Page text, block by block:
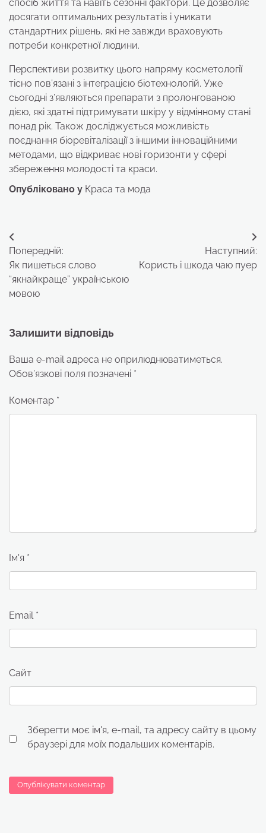
спосіб життя та навіть сезонні фактори. Це дозволяє
досягати оптимальних результатів і уникати
стандартних рішень, які не завжди враховують
потреби конкретної людини.
Перспективи розвитку цього напряму косметології
тісно пов’язані з інтеграцією біотехнологій. Уже
сьогодні з’являються препарати з пролонгованою
дією, які здатні підтримувати шкіру у відмінному стані
понад рік. Також досліджується можливість
поєднання біоревіталізації з іншими інноваційними
методами, що відкриває нові горизонти у сфері
збереження молодості та краси.
Опубліковано у Краса та мода
Навігація
записів
Попередній:
Як пишеться слово
“якнайкраще” українською
мовою
Наступний:
Користь і шкода чаю пуер
Залишити відповідь
Ваша e-mail адреса не оприлюднюватиметься.
Обов’язкові поля позначені *
Коментар *
Ім'я *
Email *
Сайт
Зберегти моє ім'я, e-mail, та адресу сайту в цьому
браузері для моїх подальших коментарів.